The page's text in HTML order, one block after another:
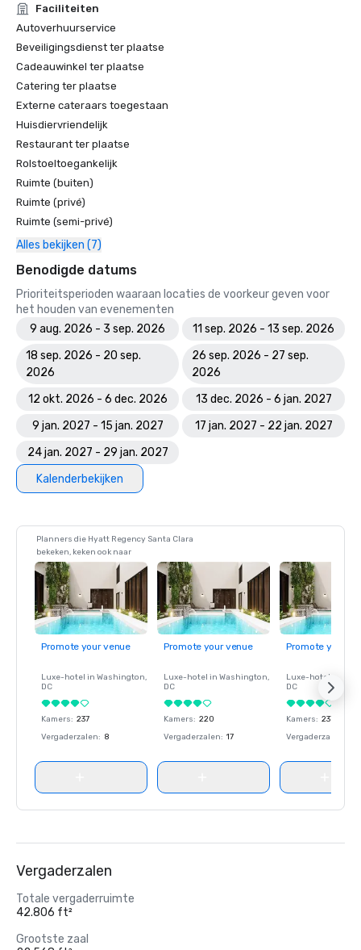
Faciliteiten
Autoverhuurservice
Beveiligingsdienst ter plaatse
Cadeauwinkel ter plaatse
Catering ter plaatse
Externe cateraars toegestaan
Huisdiervriendelijk
Restaurant ter plaatse
Rolstoeltoegankelijk
Ruimte (buiten)
Ruimte (privé)
Ruimte (semi-privé)
Alles bekijken (7)
Benodigde datums
Prioriteitsperioden waaraan locaties de voorkeur geven voor
het houden van evenementen
9 aug. 2026 - 3 sep. 2026
11 sep. 2026 - 13 sep. 2026
18 sep. 2026 - 20 sep.
2026
26 sep. 2026 - 27 sep.
2026
12 okt. 2026 - 6 dec. 2026
13 dec. 2026 - 6 jan. 2027
9 jan. 2027 - 15 jan. 2027
17 jan. 2027 - 22 jan. 2027
24 jan. 2027 - 29 jan. 2027
Kalenderbekijken
Planners die Hyatt Regency Santa Clara
bekeken, keken ook naar
Promote your venue
Luxe-hotel in Washington,
DC
Kamers: 237
Vergaderzalen: 8
Promote your venue
Luxe-hotel in Washington,
DC
Kamers: 220
Vergaderzalen: 17
Promote your
Luxe-hotel in
DC
Kamers: 237
Vergaderzalen
Vergaderzalen
Totale vergaderruimte
42.806 ft²
Grootste zaal